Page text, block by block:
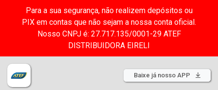
Para a sua segurança, não realizem depósitos ou
PIX em contas que não sejam a nossa conta oficial.
Nosso CNPJ é: 27.717.135/0001-29 ATEF
DISTRIBUIDORA EIRELI
Baixe já nosso APP